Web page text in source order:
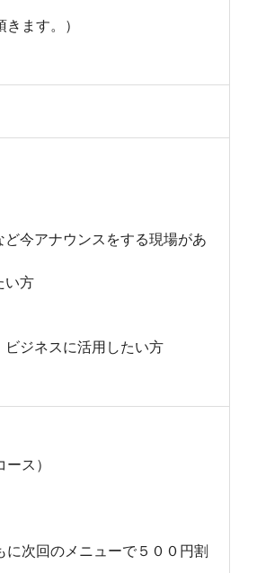
ます。）
今アナウンスをする現場があ
い方
ジネスに活用したい方
ス）
次回のメニューで５００円割